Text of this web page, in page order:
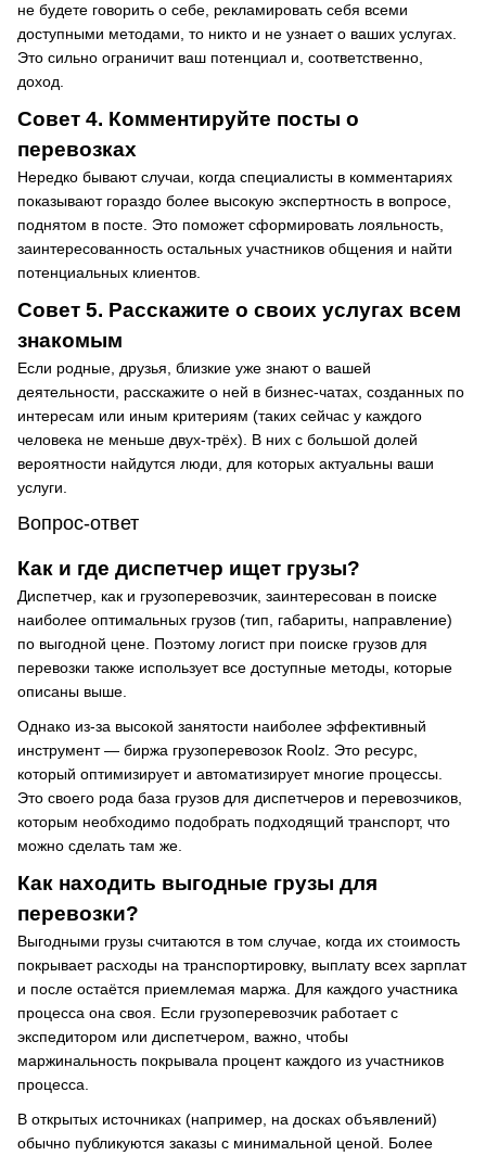
не будете говорить о себе, рекламировать себя всеми
доступными методами, то никто и не узнает о ваших услугах.
Это сильно ограничит ваш потенциал и, соответственно,
доход.
Совет 4. Комментируйте посты о
перевозках
Нередко бывают случаи, когда специалисты в комментариях
показывают гораздо более высокую экспертность в вопросе,
поднятом в посте. Это поможет сформировать лояльность,
заинтересованность остальных участников общения и найти
потенциальных клиентов.
Совет 5. Расскажите о своих услугах всем
знакомым
Если родные, друзья, близкие уже знают о вашей
деятельности, расскажите о ней в бизнес-чатах, созданных по
интересам или иным критериям (таких сейчас у каждого
человека не меньше двух-трёх). В них с большой долей
вероятности найдутся люди, для которых актуальны ваши
услуги.
Вопрос-ответ
Как и где диспетчер ищет грузы?
Диспетчер, как и грузоперевозчик, заинтересован в поиске
наиболее оптимальных грузов (тип, габариты, направление)
по выгодной цене. Поэтому логист при поиске грузов для
перевозки также использует все доступные методы, которые
описаны выше.
Однако из-за высокой занятости наиболее эффективный
инструмент — биржа грузоперевозок Roolz. Это ресурс,
который оптимизирует и автоматизирует многие процессы.
Это своего рода база грузов для диспетчеров и перевозчиков,
которым необходимо подобрать подходящий транспорт, что
можно сделать там же.
Как находить выгодные грузы для
перевозки?
Выгодными грузы считаются в том случае, когда их стоимость
покрывает расходы на транспортировку, выплату всех зарплат
и после остаётся приемлемая маржа. Для каждого участника
процесса она своя. Если грузоперевозчик работает с
экспедитором или диспетчером, важно, чтобы
маржинальность покрывала процент каждого из участников
процесса.
В открытых источниках (например, на досках объявлений)
обычно публикуются заказы с минимальной ценой. Более